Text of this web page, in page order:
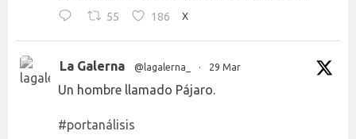
55 186 X
La Galerna @lagalerna_ · 29 Mar
Un hombre llamado Pájaro.
#portanálisis